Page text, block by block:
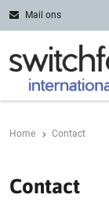
Mail ons
Home Contact
Contact